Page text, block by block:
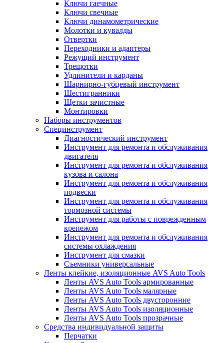
Ключи гаечные
Ключи свечные
Ключи динамометрические
Молотки и кувалды
Отвертки
Переходники и адаптеры
Режущий инструмент
Трещотки
Удлинители и карданы
Шарнирно-губцевый инструмент
Шестигранники
Щетки зачистные
Монтировки
Наборы инструментов
Специнструмент
Диагностический инструмент
Инструмент для ремонта и обслуживания
двигателя
Инструмент для ремонта и обслуживания
кузова и салона
Инструмент для ремонта и обслуживания
подвески
Инструмент для ремонта и обслуживания
тормозной системы
Инструмент для работы с поврежденным
крепежом
Инструмент для ремонта и обслуживания
системы охлаждения
Инструмент для смазки
Съемники универсальные
Ленты клейкие, изоляционные AVS Auto Tools
Ленты AVS Auto Tools армированные
Ленты AVS Auto Tools малярные
Ленты AVS Auto Tools двусторонние
Ленты AVS Auto Tools изоляционные
Ленты AVS Auto Tools прозрачные
Средства индивидуальной защиты
Перчатки